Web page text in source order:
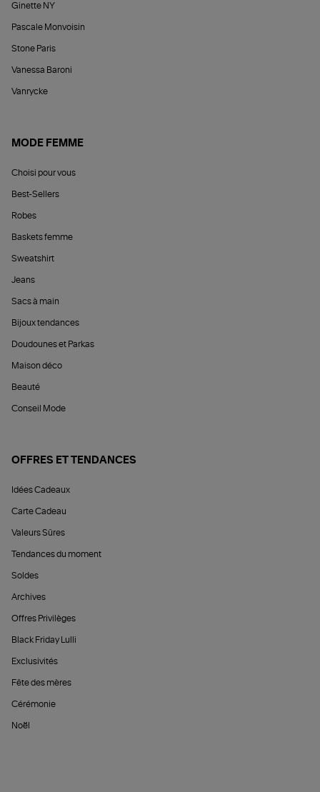
Ginette NY
Pascale Monvoisin
Stone Paris
Vanessa Baroni
Vanrycke
MODE FEMME
Choisi pour vous
Best-Sellers
Robes
Baskets femme
Sweatshirt
Jeans
Sacs à main
Bijoux tendances
Doudounes et Parkas
Maison déco
Beauté
Conseil Mode
OFFRES ET TENDANCES
Idées Cadeaux
Carte Cadeau
Valeurs Sûres
Tendances du moment
Soldes
Archives
Offres Privilèges
Black Friday Lulli
Exclusivités
Fête des mères
Cérémonie
Noël